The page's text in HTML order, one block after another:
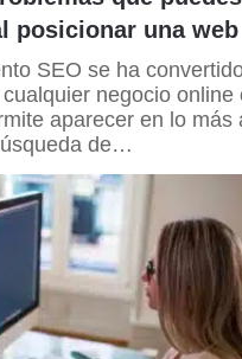
posicionar una web
SEO se ha
negocio online
aparecer en lo más
de…